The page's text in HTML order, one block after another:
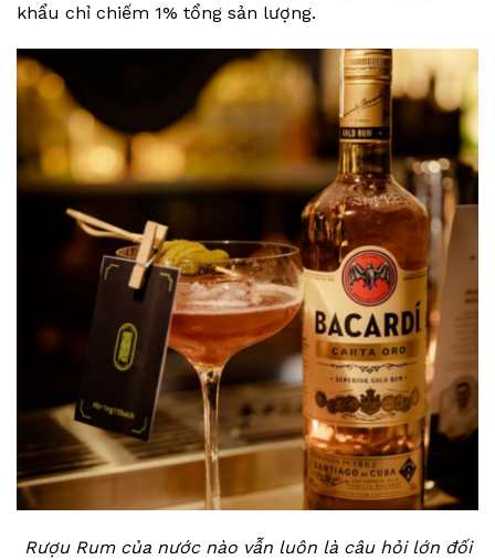
khẩu chỉ chiếm 1% tổng sản lượng.
Rượu Rum của nước nào vẫn luôn là câu hỏi lớn đối